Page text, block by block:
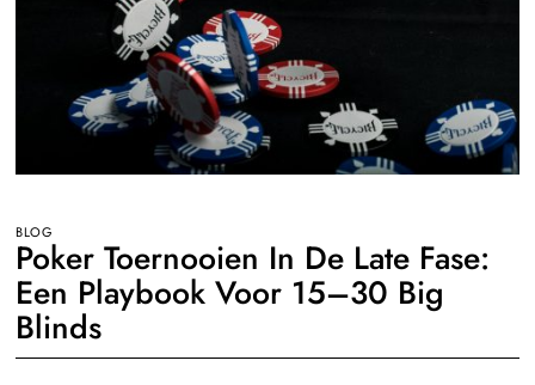
BLOG
Poker Toernooien In De Late Fase:
Een Playbook Voor 15–30 Big
Blinds